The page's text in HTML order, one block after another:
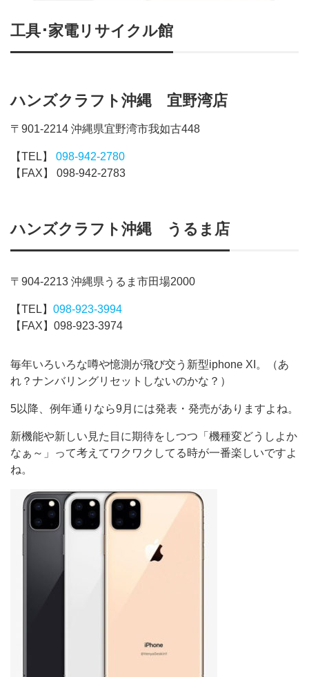
工具･家電リサイクル館
ハンズクラフト沖縄 宜野湾店
〒901-2214 沖縄県宜野湾市我如古448
【TEL】 098-942-2780
【FAX】 098-942-2783
ハンズクラフト沖縄 うるま店
〒904-2213 沖縄県うるま市田場2000
【TEL】 098-923-3994
【FAX】098-923-3974
毎年いろいろな噂や憶測が飛び交う新型iphone XI。（あ
れ？ナンバリングリセットしないのかな？）
5以降、例年通りなら9月には発表・発売がありますよね。
新機能や新しい見た目に期待をしつつ「機種変どうしよか
なぁ～」って考えてワクワクしてる時が一番楽しいですよ
ね。